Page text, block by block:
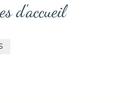
d'accueil